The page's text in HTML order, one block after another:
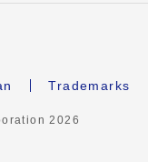
Trademarks
2026